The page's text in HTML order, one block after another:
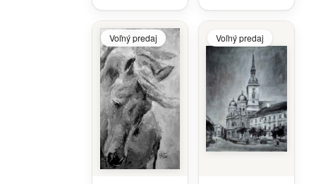
Voľný predaj Voľný predaj